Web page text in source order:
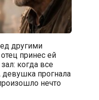
другими
принес ей
когда все
девушка прогнала
нечто